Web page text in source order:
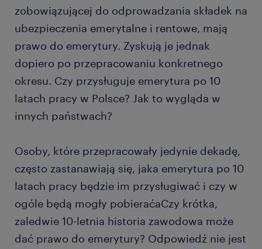
zobowiązującej do odprowadzania składek na
ubezpieczenia emerytalne i rentowe, mają
prawo do emerytury. Zyskują je jednak
dopiero po przepracowaniu konkretnego
okresu. Czy przysługuje emerytura po 10
latach pracy w Polsce? Jak to wygląda w
innych państwach?
Osoby, które przepracowały jedynie dekadę,
często zastanawiają się, jaka emerytura po 10
latach pracy będzie im przysługiwać i czy w
ogóle będą mogły pobieraćaCzy krótka,
zaledwie 10-letnia historia zawodowa może
dać prawo do emerytury? Odpowiedź nie jest